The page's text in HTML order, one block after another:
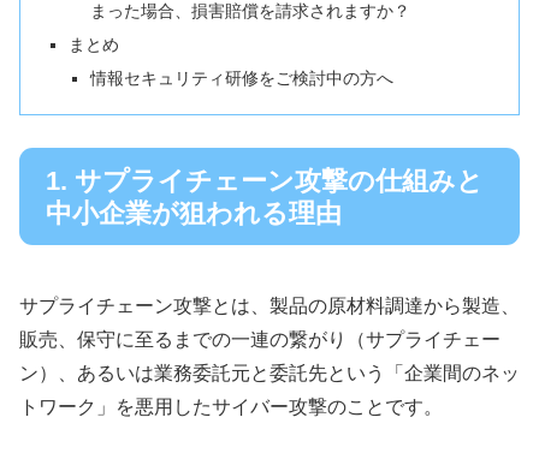
まった場合、損害賠償を請求されますか？
まとめ
情報セキュリティ研修をご検討中の方へ
1. サプライチェーン攻撃の仕組みと
中小企業が狙われる理由
サプライチェーン攻撃とは、製品の原材料調達から製造、
販売、保守に至るまでの一連の繋がり（サプライチェー
ン）、あるいは業務委託元と委託先という「企業間のネッ
トワーク」を悪用したサイバー攻撃のことです。